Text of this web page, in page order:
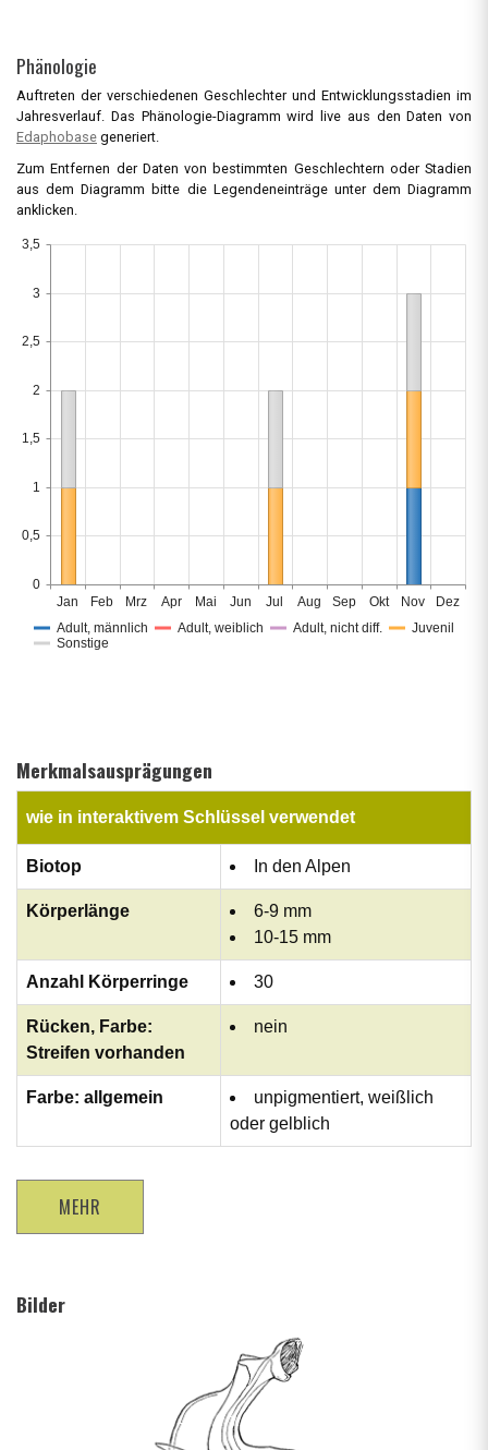
Phänologie
Auftreten der verschiedenen Geschlechter und Entwicklungsstadien im
Jahresverlauf. Das Phänologie-Diagramm wird live aus den Daten von
Edaphobase generiert.
Zum Entfernen der Daten von bestimmten Geschlechtern oder Stadien
aus dem Diagramm bitte die Legendeneinträge unter dem Diagramm
anklicken.
Jan Feb Mrz Apr Mai Jun Jul Aug Sep Okt Nov Dez
0
0,5
1
1,5
2
2,5
3
3,5
Adult, männlich Adult, weiblich Adult, nicht diff.
Juvenil
Sonstige
Merkmalsausprägungen
wie in interaktivem Schlüssel verwendet
Biotop In den Alpen
Körperlänge
6-9 mm
10-15 mm
Anzahl Körperringe 30
Rücken, Farbe:
Streifen vorhanden
nein
Farbe: allgemein
unpigmentiert, weißlich
oder gelblich
MEHR
Bilder